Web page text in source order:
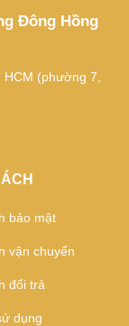
Đông Hồng
(phường 7,
bảo mật
vận chuyển
đổi trả
dụng